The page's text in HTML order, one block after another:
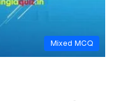
Mixed MCQ